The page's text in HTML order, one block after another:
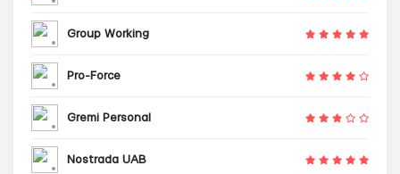
Group Working
Pro-Force
Gremi Personal
Nostrada UAB